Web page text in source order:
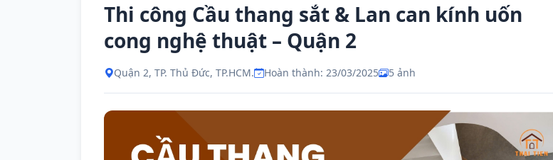
Thi công Cầu thang sắt & Lan can kính uốn
cong nghệ thuật – Quận 2
Quận 2, TP. Thủ Đức, TP.HCM. Hoàn thành: 23/03/2025 5 ảnh